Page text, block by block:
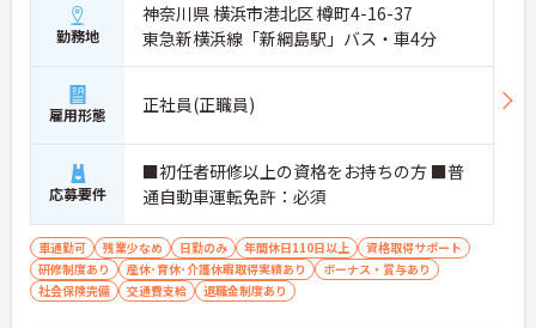
のＯＪＴ研修を実施し、ｅラーニングを用いた学習
の機会も提供されます
の対応や専門的な医療処置は看護師が担当するため
負担が減ります
・介護スタッフと看護スタッフの比率が1対1で相談
しやすく、初任者研修や実務者研修からでも着実に
専門性を高められます
＜残業月7時間以下で身体の負担を軽減！＞
・常勤で働くスタッフの比率が90パーセント以上と
高く、急なシフト変更や無理な長時間勤務が発生し
にくい人員体制です
・訪問スケジュールに沿って施設内でのケアを行う
ため、月平均の残業時間は5時間から7時間程度とか
勤務地
神奈川県 横浜市港北区 樽町4-16-37
東急新横浜線「新綱島駅」バス・車4分
雇用形態 正社員(正職員)
応募要件
■初任者研修以上の資格をお持ちの方 ■普
通自動車運転免許：必須
車通勤可 残業少なめ 日勤のみ 年間休日110日以上
資格取得サポート
研修制度あり
産休･育休･介護休暇取得実績あり
ボーナス・賞与あり
社会保険完備
交通費支給 退職金制度あり